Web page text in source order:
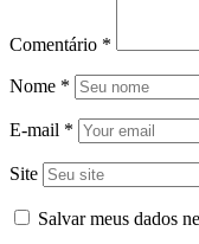
Comentário *
Nome *
E-mail *
Site
Salvar meus dados